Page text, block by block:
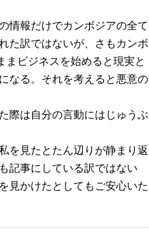
情報だけでカンボジアの全て
た訳ではないが、さもカンボ
ビジネスを始めると現実と
なる。それを考えると悪意の
際は自分の言動にはじゅうぶ
を見たとたん辺りが静まり返
記事にしている訳ではない
見かけたとしてもご安心いた